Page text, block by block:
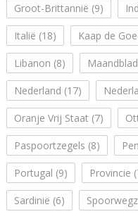
Groot-Brittannië (9)
Italië (18) Kaap de
Libanon (8)
Nederland (17)
Oranje Vrij Staat (7)
Paspoortzegels (8)
Portugal (9) Provincie
Sardinië (6)